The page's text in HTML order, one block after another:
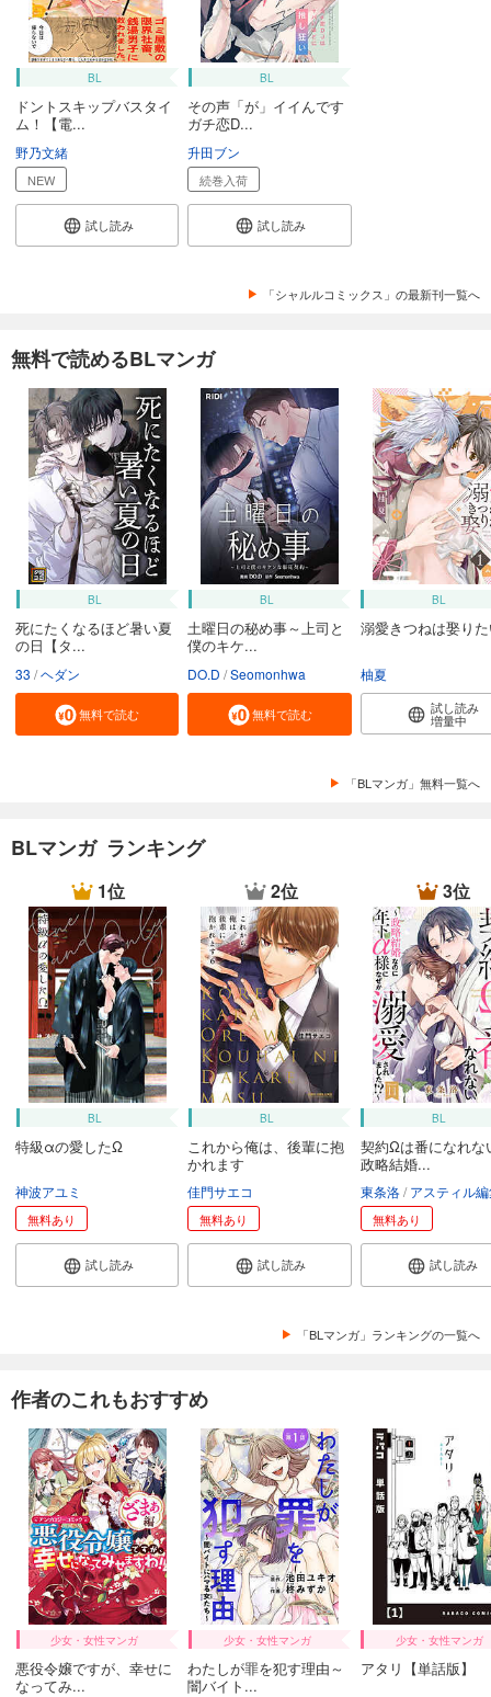
BL
ドントスキップバスタイ
ム！【電...
野乃文緒
NEW
試し読み
BL
その声「が」イイんです
ガチ恋D...
升田ブン
続巻入荷
試し読み
「シャルルコミックス」の最新刊一覧へ
無料で読めるBLマンガ
BL
死にたくなるほど暑い夏
の日【タ...
33 ヘダン
無料で読む
BL
土曜日の秘め事～上司と
僕のキケ...
DO.D Seomonhwa
無料で読む
BL
溺愛きつねは娶り
柚夏
試し読み
増量中
「BLマンガ」無料一覧へ
BLマンガ ランキング
1位
BL
特級αの愛したΩ
神波アユミ
無料あり
試し読み
2位
BL
これから俺は、後輩に抱
かれます
佳門サエコ
無料あり
試し読み
3位
BL
契約Ωは番になれな
政略結婚...
東条洛 アスティル
無料あり
試し読み
「BLマンガ」ランキングの一覧へ
作者のこれもおすすめ
少女・女性マンガ
悪役令嬢ですが、幸せに
なってみ...
少女・女性マンガ
わたしが罪を犯す理由～
闇バイト...
少女・女性マンガ
アタリ【単話版】